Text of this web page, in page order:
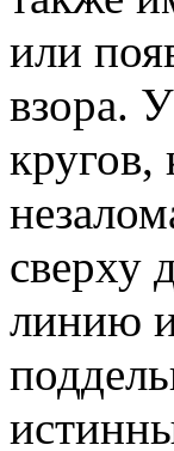
или
взора.
кругов,
сверху
линию